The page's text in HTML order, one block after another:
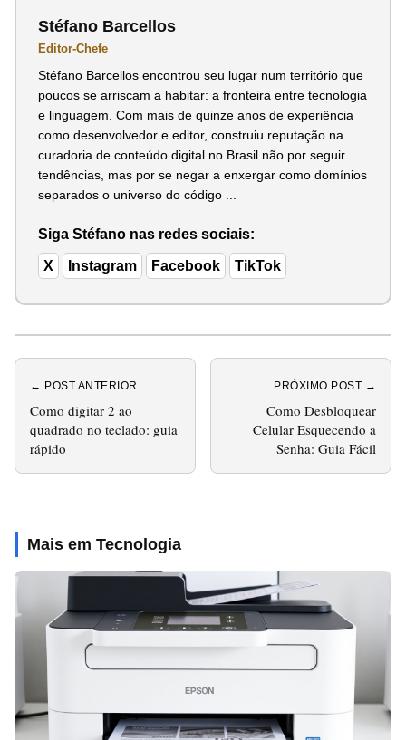
Stéfano Barcellos
Editor-Chefe
Stéfano Barcellos encontrou seu lugar num território que
poucos se arriscam a habitar: a fronteira entre tecnologia
e linguagem. Com mais de quinze anos de experiência
como desenvolvedor e editor, construiu reputação na
curadoria de conteúdo digital no Brasil não por seguir
tendências, mas por se negar a enxergar como domínios
separados o universo do código ...
Siga Stéfano nas redes sociais:
X Instagram Facebook TikTok
← POST ANTERIOR
Como digitar 2 ao
quadrado no teclado: guia
rápido
PRÓXIMO POST →
Como Desbloquear
Celular Esquecendo a
Senha: Guia Fácil
Mais em Tecnologia